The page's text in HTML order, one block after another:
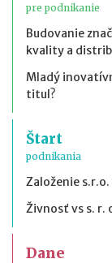
pre podnikanie
Budovanie
kvality a
Mladý
titul?
Štart
podnikania
Založenie
Živnosť vs s. r.
Dane